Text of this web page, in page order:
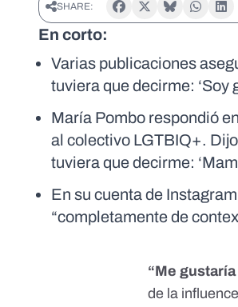
SHARE:
En corto:
Varias publicaciones
tuviera que decirme: ‘Soy
María Pombo respondió
al colectivo LGTBIQ+.
tuviera que decirme:
En su cuenta de
“completamente de
“Me
de la